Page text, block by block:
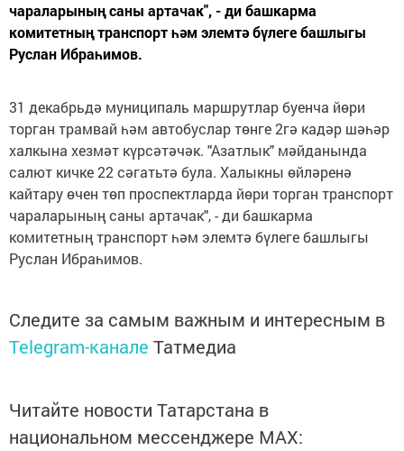
чараларының саны артачак", - ди башкарма
комитетның транспорт һәм элемтә бүлеге башлыгы
Руслан Ибраһимов.
31 декабрьдә муниципаль маршрутлар буенча йөри
торган трамвай һәм автобуслар төнге 2гә кадәр шәһәр
халкына хезмәт күрсәтәчәк. "Азатлык" мәйданында
салют кичке 22 сәгатьтә була. Халыкны өйләренә
кайтару өчен төп проспектларда йөри торган транспорт
чараларының саны артачак", - ди башкарма
комитетның транспорт һәм элемтә бүлеге башлыгы
Руслан Ибраһимов.
Следите за самым важным и интересным в
Telegram-канале Татмедиа
Читайте новости Татарстана в
национальном мессенджере MАХ: